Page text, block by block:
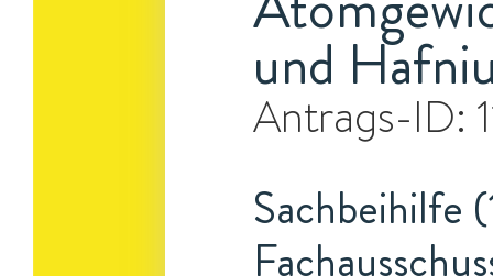
und
Antrags-ID:
Sachbeihilfe